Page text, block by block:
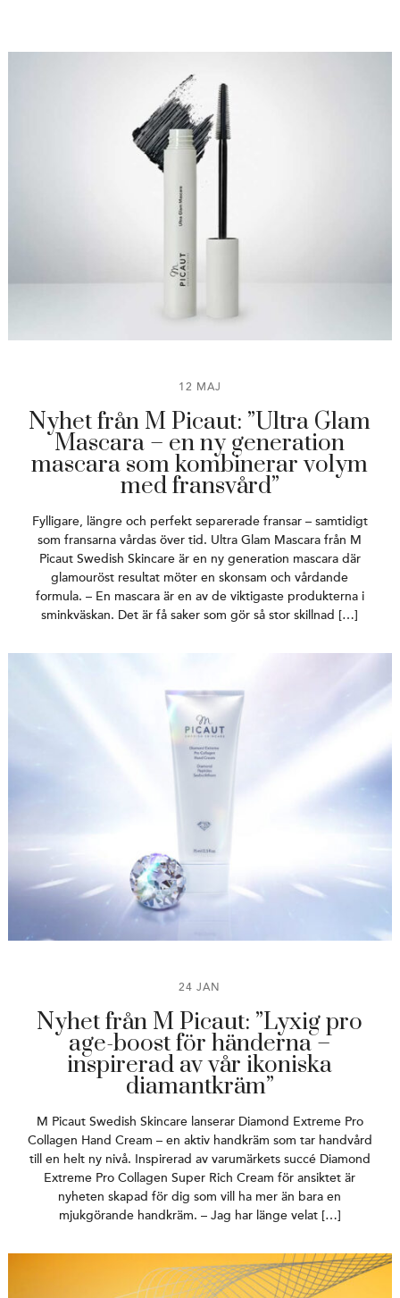
12 MAJ
Nyhet från M Picaut: ”Ultra Glam
Mascara – en ny generation
mascara som kombinerar volym
med fransvård”
Fylligare, längre och perfekt separerade fransar – samtidigt
som fransarna vårdas över tid. Ultra Glam Mascara från M
Picaut Swedish Skincare är en ny generation mascara där
glamouröst resultat möter en skonsam och vårdande
formula. – En mascara är en av de viktigaste produkterna i
sminkväskan. Det är få saker som gör så stor skillnad […]
24 JAN
Nyhet från M Picaut: ”Lyxig pro
age-boost för händerna –
inspirerad av vår ikoniska
diamantkräm”
M Picaut Swedish Skincare lanserar Diamond Extreme Pro
Collagen Hand Cream – en aktiv handkräm som tar handvård
till en helt ny nivå. Inspirerad av varumärkets succé Diamond
Extreme Pro Collagen Super Rich Cream för ansiktet är
nyheten skapad för dig som vill ha mer än bara en
mjukgörande handkräm. – Jag har länge velat […]